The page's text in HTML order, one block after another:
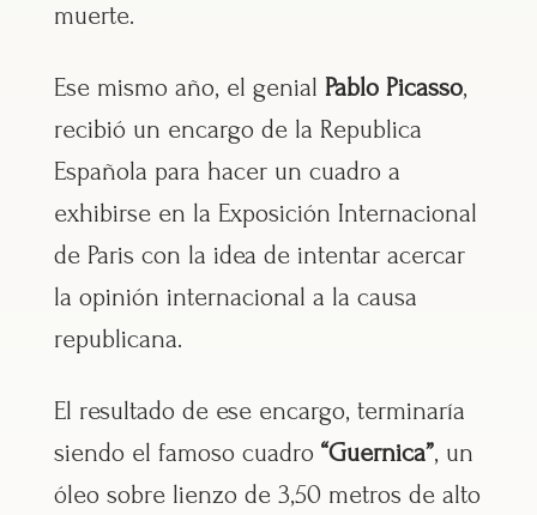
muerte.
Ese mismo año, el genial Pablo Picasso,
recibió un encargo de la Republica
Española para hacer un cuadro a
exhibirse en la Exposición Internacional
de Paris con la idea de intentar acercar
la opinión internacional a la causa
republicana.
El resultado de ese encargo, terminaría
siendo el famoso cuadro “Guernica”, un
óleo sobre lienzo de 3,50 metros de alto